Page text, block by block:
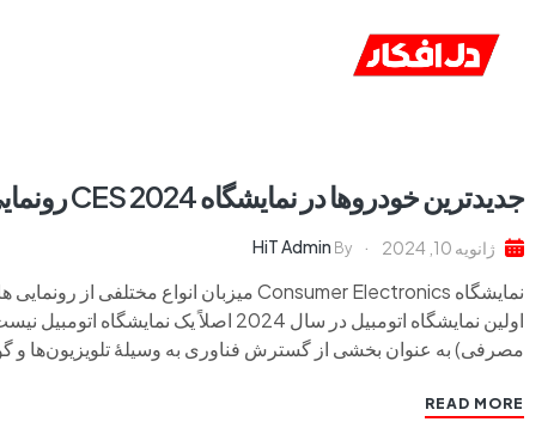
جدیدترین خودروها در نمایشگاه CES 2024 رونمایی شد
ژانویه 10, 2024 By
HiT Admin
مصرفی) به عنوان بخشی از گسترش فناوری به وسیلهٔ
READ MORE